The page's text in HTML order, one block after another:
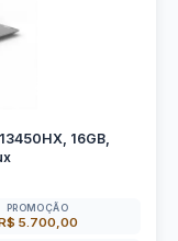
16GB,
PROMOÇÃO
5.700,00